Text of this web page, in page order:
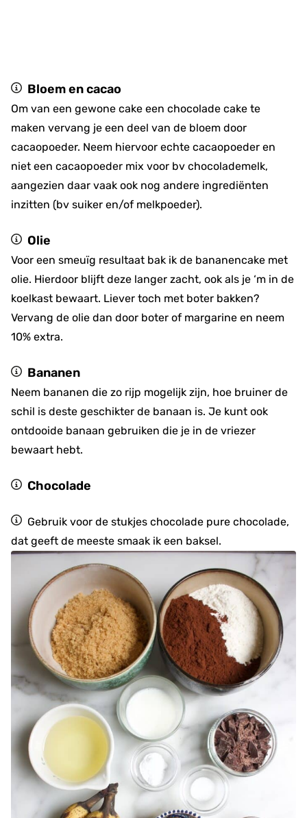
Bloem en cacao
Om van een gewone cake een chocolade cake te
maken vervang je een deel van de bloem door
cacaopoeder. Neem hiervoor echte cacaopoeder en
niet een cacaopoeder mix voor bv chocolademelk,
aangezien daar vaak ook nog andere ingrediënten
inzitten (bv suiker en/of melkpoeder).
Olie
Voor een smeuïg resultaat bak ik de bananencake met
olie. Hierdoor blijft deze langer zacht, ook als je ‘m in de
koelkast bewaart. Liever toch met boter bakken?
Vervang de olie dan door boter of margarine en neem
10% extra.
Bananen
Neem bananen die zo rijp mogelijk zijn, hoe bruiner de
schil is deste geschikter de banaan is. Je kunt ook
ontdooide banaan gebruiken die je in de vriezer
bewaart hebt.
Chocolade
Gebruik voor de stukjes chocolade pure chocolade,
dat geeft de meeste smaak ik een baksel.